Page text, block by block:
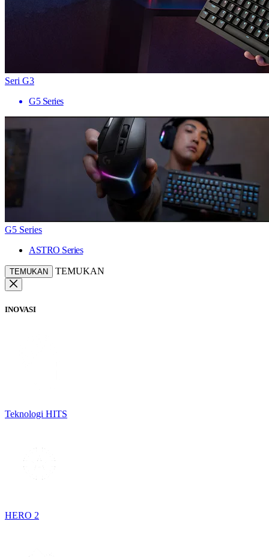
Seri G3
G5 Series
G5 Series
ASTRO Series
TEMUKAN TEMUKAN
INOVASI
Teknologi HITS
HERO 2